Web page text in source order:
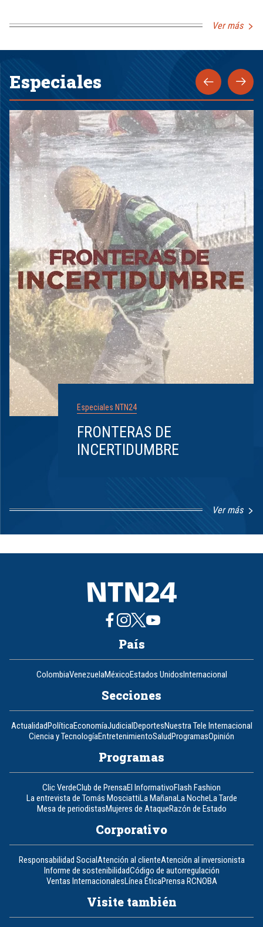
Ver más
Especiales
Especiales NTN24
FRONTERAS DE
INCERTIDUMBRE
Ver más
8
País
ColombiaVenezuelaMéxicoEstados UnidosInternacional
Secciones
ActualidadPolíticaEconomíaJudicialDeportesNuestra Tele Internacional
Ciencia y TecnologíaEntretenimientoSaludProgramasOpinión
Programas
Clic VerdeClub de PrensaEl InformativoFlash Fashion
La entrevista de Tomás MosciattiLa MañanaLa NocheLa Tarde
Mesa de periodistasMujeres de AtaqueRazón de Estado
Corporativo
Responsabilidad SocialAtención al clienteAtención al inversionista
Informe de sostenibilidadCódigo de autorregulación
Ventas InternacionalesLínea ÉticaPrensa RCNOBA
Visite también